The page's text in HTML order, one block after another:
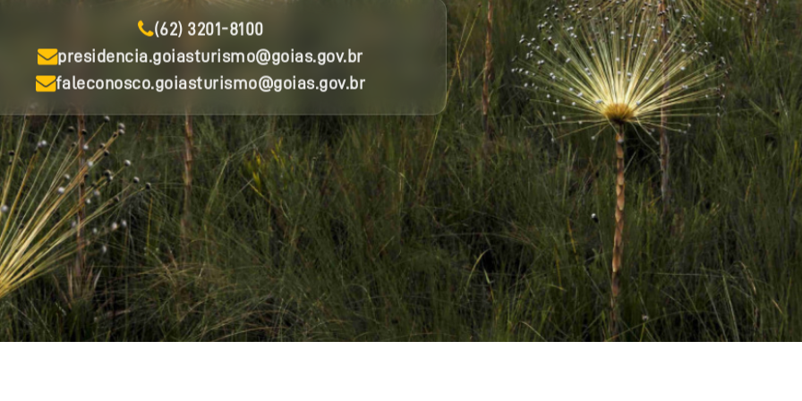
(62) 3201-8100
presidencia.goiasturismo@goias.gov.br
faleconosco.goiasturismo@goias.gov.br